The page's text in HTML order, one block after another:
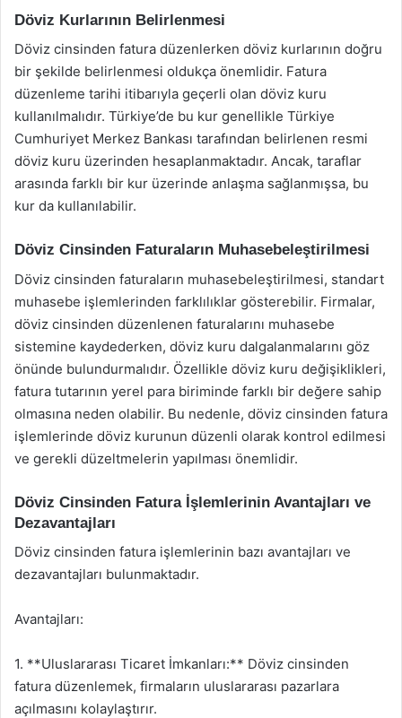
Döviz Kurlarının Belirlenmesi
Döviz cinsinden fatura düzenlerken döviz kurlarının doğru
bir şekilde belirlenmesi oldukça önemlidir. Fatura
düzenleme tarihi itibarıyla geçerli olan döviz kuru
kullanılmalıdır. Türkiye’de bu kur genellikle Türkiye
Cumhuriyet Merkez Bankası tarafından belirlenen resmi
döviz kuru üzerinden hesaplanmaktadır. Ancak, taraflar
arasında farklı bir kur üzerinde anlaşma sağlanmışsa, bu
kur da kullanılabilir.
Döviz Cinsinden Faturaların Muhasebeleştirilmesi
Döviz cinsinden faturaların muhasebeleştirilmesi, standart
muhasebe işlemlerinden farklılıklar gösterebilir. Firmalar,
döviz cinsinden düzenlenen faturalarını muhasebe
sistemine kaydederken, döviz kuru dalgalanmalarını göz
önünde bulundurmalıdır. Özellikle döviz kuru değişiklikleri,
fatura tutarının yerel para biriminde farklı bir değere sahip
olmasına neden olabilir. Bu nedenle, döviz cinsinden fatura
işlemlerinde döviz kurunun düzenli olarak kontrol edilmesi
ve gerekli düzeltmelerin yapılması önemlidir.
Döviz Cinsinden Fatura İşlemlerinin Avantajları ve
Dezavantajları
Döviz cinsinden fatura işlemlerinin bazı avantajları ve
dezavantajları bulunmaktadır.
Avantajları:
1. **Uluslararası Ticaret İmkanları:** Döviz cinsinden
fatura düzenlemek, firmaların uluslararası pazarlara
açılmasını kolaylaştırır.